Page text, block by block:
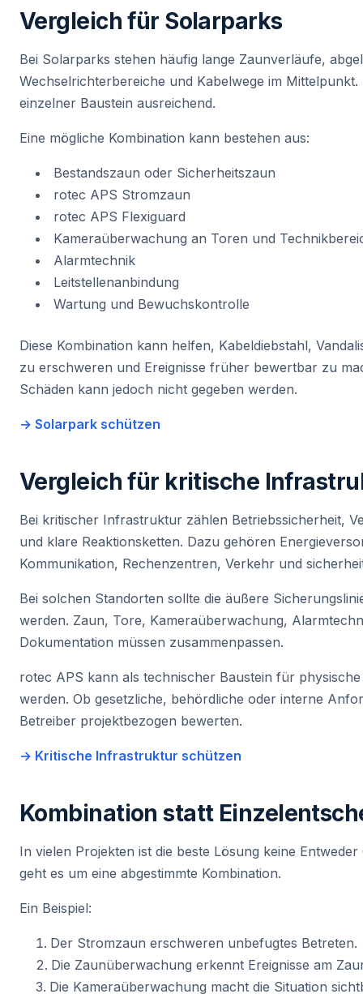
Vergleich für Solarparks
Bei Solarparks stehen häufig lange Zaunverläufe,
Wechselrichterbereiche und Kabelwege im
einzelner Baustein ausreichend.
Eine mögliche Kombination kann bestehen aus:
Bestandszaun oder Sicherheitszaun
rotec APS Stromzaun
rotec APS Flexiguard
Kameraüberwachung an Toren und
Alarmtechnik
Leitstellenanbindung
Wartung und Bewuchskontrolle
Diese Kombination kann helfen, Kabeldiebstahl,
zu erschweren und Ereignisse früher bewertbar zu
Schäden kann jedoch nicht gegeben werden.
→ Solarpark schützen
Vergleich für kritische
Bei kritischer Infrastruktur zählen Betriebssicherheit,
und klare Reaktionsketten. Dazu gehören
Kommunikation, Rechenzentren, Verkehr und
Bei solchen Standorten sollte die äußere
werden. Zaun, Tore, Kameraüberwachung,
Dokumentation müssen zusammenpassen.
rotec APS kann als technischer Baustein für
werden. Ob gesetzliche, behördliche oder interne
Betreiber projektbezogen bewerten.
→ Kritische Infrastruktur schützen
Kombination statt
In vielen Projekten ist die beste Lösung keine
geht es um eine abgestimmte Kombination.
Ein Beispiel:
Der Stromzaun erschweren unbefugtes Betreten.
Die Zaunüberwachung erkennt Ereignisse am
Die Kameraüberwachung macht die Situation